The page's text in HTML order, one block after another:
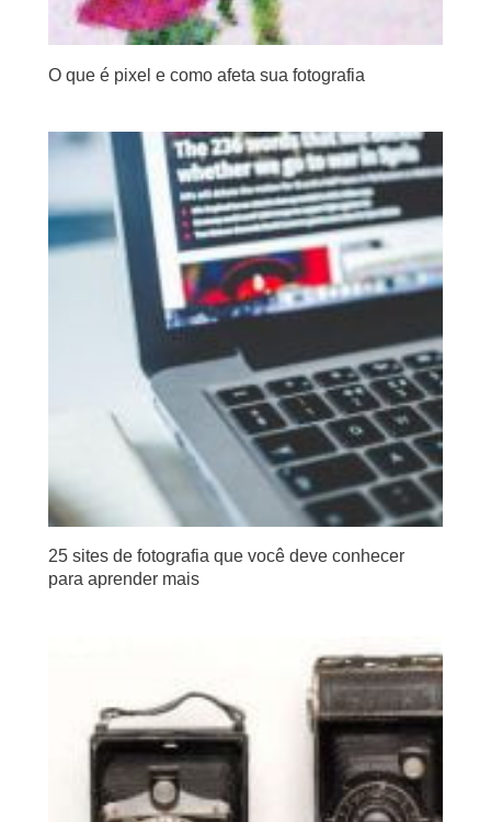
O que é pixel e como afeta sua fotografia
25 sites de fotografia que você deve conhecer
para aprender mais